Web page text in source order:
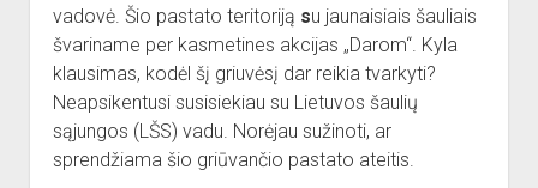
vadovė. Šio pastato teritoriją su jaunaisiais šauliais
švariname per kasmetines akcijas „Darom“. Kyla
klausimas, kodėl šį griuvėsį dar reikia tvarkyti?
Neapsikentusi susisiekiau su Lietuvos šaulių
sąjungos (LŠS) vadu. Norėjau sužinoti, ar
sprendžiama šio griūvančio pastato ateitis.